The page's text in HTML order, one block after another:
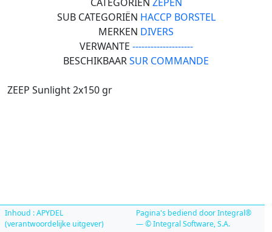
SUB CATEGORIËN HACCP BORSTEL
MERKEN DIVERS
VERWANTE --------------------
BESCHIKBAARSUR COMMANDE
ZEEP Sunlight 2x150 gr
Inhoud : APYDEL
(verantwoordelijke uitgever)
Pagina's bediend door Integral®
— © Integral Software, S.A.